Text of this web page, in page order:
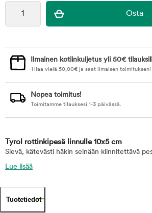
Ilmainen kotiinkuljetus yli 50€
Tilaa vielä 50,00€ ja saat ilmaisen toimituksen!
Nopea toimitus!
Toimitamme tilauksesi 1-3 päivässä.
Tyrol rottinkipesä linnulle 10x5 cm
Sievä, kätevästi häkin seinään kiinnitettävä
Lue lisää
Tuotetiedot